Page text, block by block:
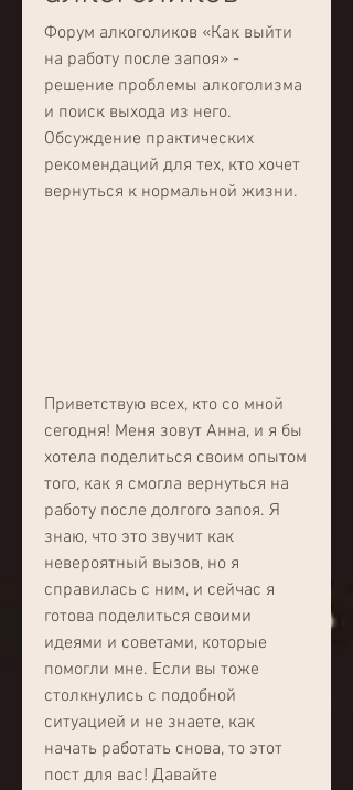
Форум алкоголиков «Как выйти
на работу после запоя» -
решение проблемы алкоголизма
и поиск выхода из него.
Обсуждение практических
рекомендаций для тех, кто хочет
вернуться к нормальной жизни.
Приветствую всех, кто со мной
сегодня! Меня зовут Анна, и я бы
хотела поделиться своим опытом
того, как я смогла вернуться на
работу после долгого запоя. Я
знаю, что это звучит как
невероятный вызов, но я
справилась с ним, и сейчас я
готова поделиться своими
идеями и советами, которые
помогли мне. Если вы тоже
столкнулись с подобной
ситуацией и не знаете, как
начать работать снова, то этот
пост для вас! Давайте